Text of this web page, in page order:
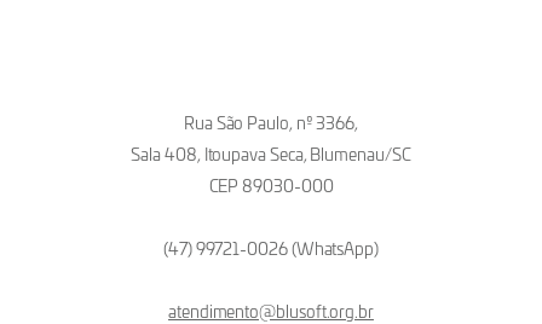
Rua São Paulo, nº 3366,
Sala 408, Itoupava Seca, Blumenau/SC
CEP 89030-000
(47) 99721-0026 (WhatsApp)
atendimento@blusoft.org.br